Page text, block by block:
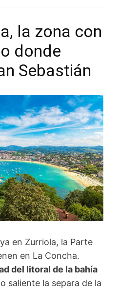
la zona con
donde
Sebastián
en Zurriola, la Parte
en La Concha.
del litoral de la bahía
saliente la separa de la